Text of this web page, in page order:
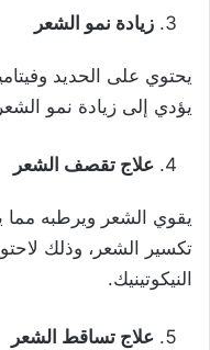
زيادة نمو الشعر
يؤدي إلى زيادة نمو
علاج تقصف الشعر
يقوي الشعر ويرطبه
تكسير الشعر، وذلك
النيكوتينيك.
علاج تساقط الشعر